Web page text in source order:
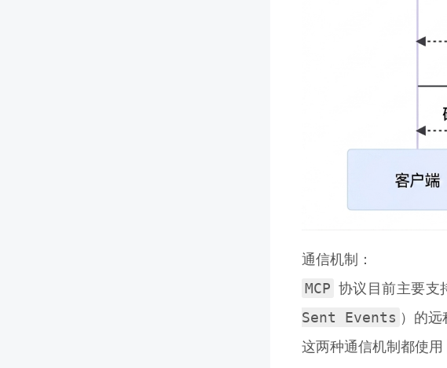
通信机制：
MCP 协议目前主要支
Sent Events ）的远
这两种通信机制都使用